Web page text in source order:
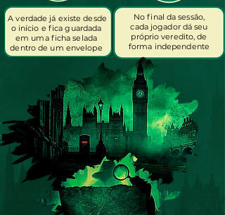
A verdade já existe desde
o início e fica guardada
em uma ficha selada
dentro de um envelope
No final da sessão,
cada jogador dá seu
próprio veredito, de
forma independente